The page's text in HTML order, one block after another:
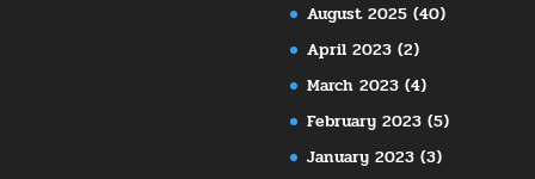
August 2025 (40)
April 2023 (2)
March 2023 (4)
February 2023 (5)
January 2023 (3)